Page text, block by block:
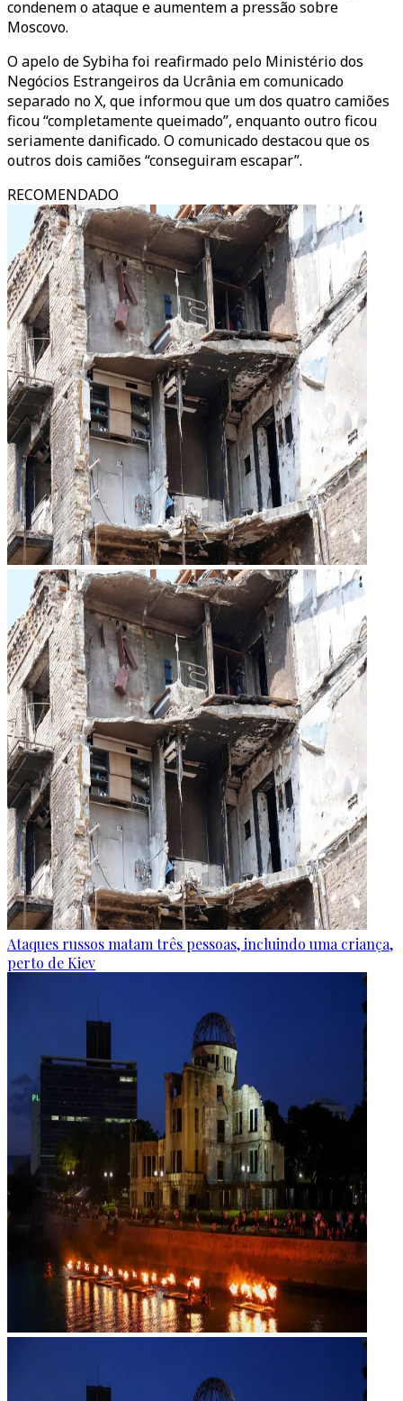
condenem o ataque e aumentem a pressão sobre
Moscovo.
O apelo de Sybiha foi reafirmado pelo Ministério dos
Negócios Estrangeiros da Ucrânia em comunicado
separado no X, que informou que um dos quatro camiões
ficou “completamente queimado”, enquanto outro ficou
seriamente danificado. O comunicado destacou que os
outros dois camiões “conseguiram escapar”.
RECOMENDADO
Ataques russos matam três pessoas, incluindo uma criança,
perto de Kiev